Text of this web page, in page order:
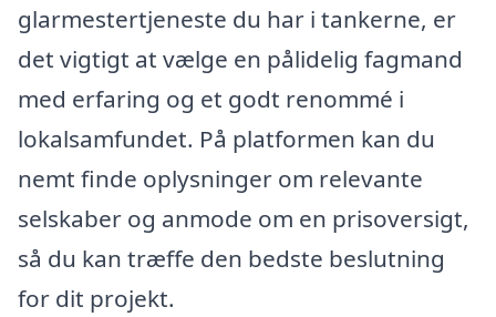
glarmestertjeneste du har i tankerne, er
det vigtigt at vælge en pålidelig fagmand
med erfaring og et godt renommé i
lokalsamfundet. På platformen kan du
nemt finde oplysninger om relevante
selskaber og anmode om en prisoversigt,
så du kan træffe den bedste beslutning
for dit projekt.